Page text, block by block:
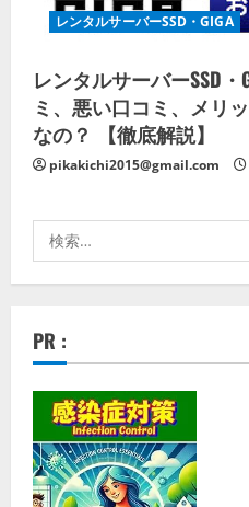
レンタルサーバーSSD・GIGA
レンタルサーバーSSD
ミ、悪い口コミ、メリ
なの？ 【徹底解説】
pikakichi2015@gmail.com
索:
PR :